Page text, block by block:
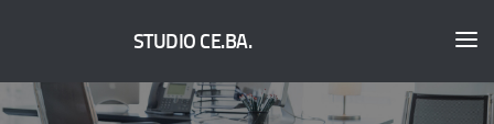
STUDIO CE.BA.